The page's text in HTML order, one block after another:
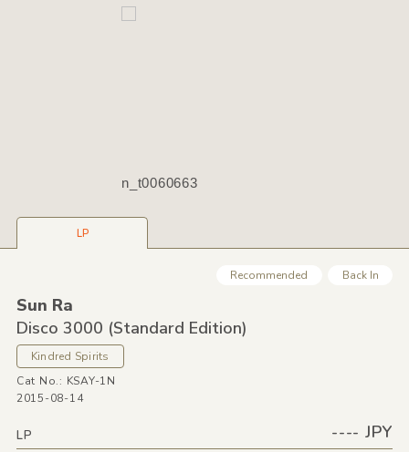
n_t0060663
LP
Recommended Back In
Sun Ra
Disco 3000 (Standard Edition)
Kindred Spirits
Cat No.: KSAY-1N
2015-08-14
LP ---- JPY